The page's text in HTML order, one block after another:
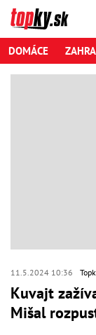
DOMÁCE
11.5.2024 10:36
Kuvajt
Mišal